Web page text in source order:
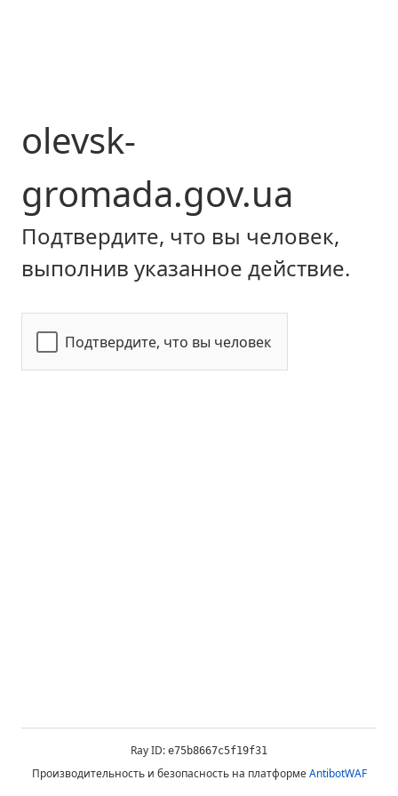
olevsk-
gromada.gov.ua
Подтвердите, что вы человек,
выполнив указанное действие.
Подтвердите, что вы человек
Ray ID: e75b8667c5f19f31
Производительность и безопасность на платформеAntibotWAF